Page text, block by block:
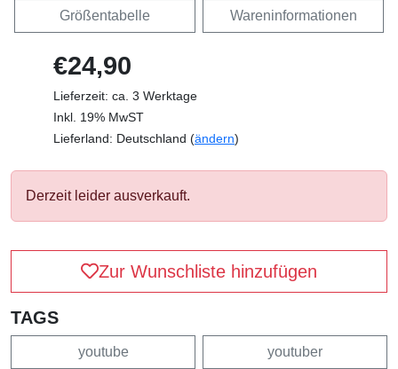
Größentabelle Wareninformationen
€24,90
Lieferzeit: ca. 3 Werktage
Inkl. 19% MwST
Lieferland: Deutschland (ändern)
Derzeit leider ausverkauft.
Zur Wunschliste hinzufügen
TAGS
youtube youtuber